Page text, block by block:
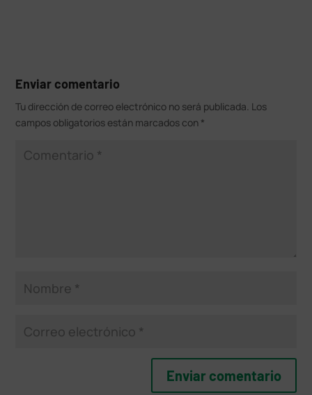
Enviar comentario
Tu dirección de correo electrónico no será publicada. Los
campos obligatorios están marcados con *